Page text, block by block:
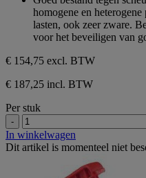
sterren.
homogene en
lasten, ook zeer zware.
voor het beveiligen van
€ 154,75 excl. BTW
€ 187,25 incl. BTW
Per stuk
-
In winkelwagen
Dit artikel is momenteel niet